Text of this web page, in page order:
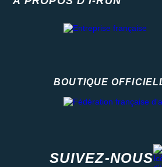
BOUTIQUE
SUIVEZ-NOUS